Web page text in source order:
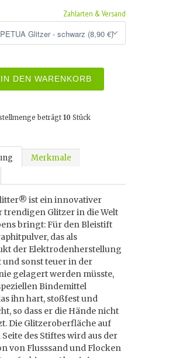
Zahlarten & Versand
IN DEN WARENKORB
beträgt 10 Stück
Merkmale
ist ein innovativer
trendigen Glitzer in die Welt
bringt: Für den Bleistift
das als
der Elektrodenherstellung
sonst teuer in der
gelagert werden müsste,
Bindemittel
ihn hart, stoßfest und
so dass er die Hände nicht
Die Glitzeroberfläche auf
des Stiftes wird aus der
von Flusssand und Flocken